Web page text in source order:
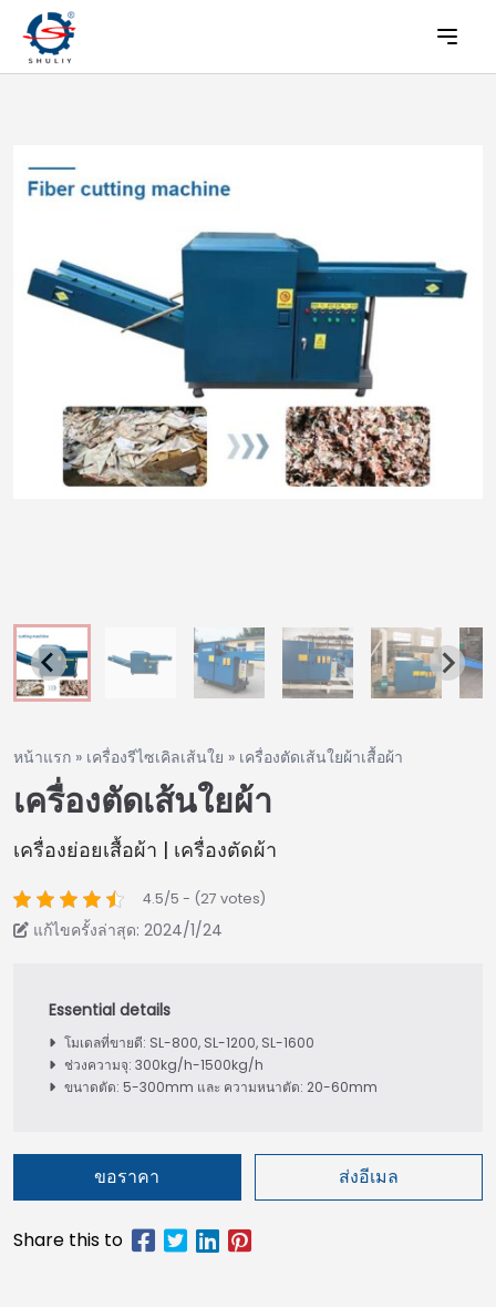
หน้าแรก » เครื่องรีไซเคิลเส้นใย » เครื่องตัดเส้นใยผ้าเสื้อผ้า
เครื่องตัดเส้นใยผ้า
เครื่องย่อยเสื้อผ้า | เครื่องตัดผ้า
4.5/5 - (27 votes)
แก้ไขครั้งล่าสุด: 2024/1/24
โมเดลที่ขายดี: SL-800, SL-1200, SL-1600
ช่วงความจุ: 300kg/h-1500kg/h
ขนาดตัด: 5-300mm และ ความหนาตัด: 20-60mm
ขอราคา ส่งอีเมล